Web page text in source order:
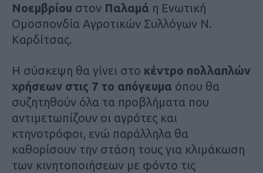
Νοεμβρίου στον Παλαμά η Ενωτική
Ομοσπονδία Αγροτικών Συλλόγων Ν.
Καρδίτσας.
Η σύσκεψη θα γίνει στο κέντρο πολλαπλών
χρήσεων στις 7 το απόγευμα όπου θα
συζητηθούν όλα τα προβλήματα που
αντιμετωπίζουν οι αγρότες και
κτηνοτρόφοι, ενώ παράλληλα θα
καθορίσουν την στάση τους για κλιμάκωση
των κινητοποιήσεων με φόντο τις